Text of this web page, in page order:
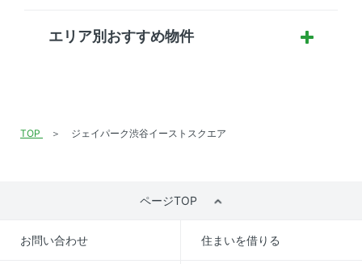
エリア別おすすめ物件
TOP ジェイパーク渋谷イーストスクエア
ページTOP
お問い合わせ 住まいを借りる